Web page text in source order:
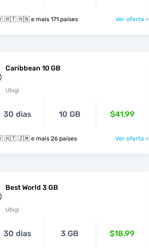
🇬🇾 🇭🇹 🇭🇳 e mais 171 países Ver oferta >
Caribbean 10 GB
Ubigi
30 dias 10 GB $41.99
🇬🇾 🇭🇹 🇯🇲 e mais 26 países Ver oferta >
Best World 3 GB
Ubigi
30 dias 3 GB $18.99